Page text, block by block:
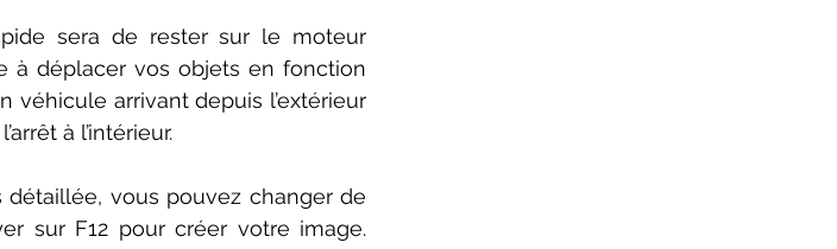
véhicule arrivant depuis l’extérieur
à l’intérieur.
sur F12 pour créer votre image.